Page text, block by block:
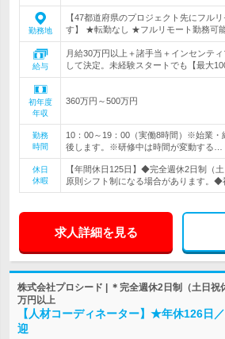
勤務地
【47都道府県のプロジェクト先にフル
す】 ★転勤なし ★フルリモート勤務可
給与
月給30万円以上＋諸手当＋インセンテ
して決定。未経験スタートでも【最大
初年度
年収
360万円～500万円
勤務
時間
10：00～19：00（実働8時間）※始業・
後します。※研修中は時間が変動する…
休日
休暇
【年間休日125日】◆完全週休2日制（
原則シフト制になる場合があります。◆
求人詳細を見る
株式会社プロシード | ＊完全週休2日制（土日
万円以上
【人材コーディネーター】★年休126日
迎